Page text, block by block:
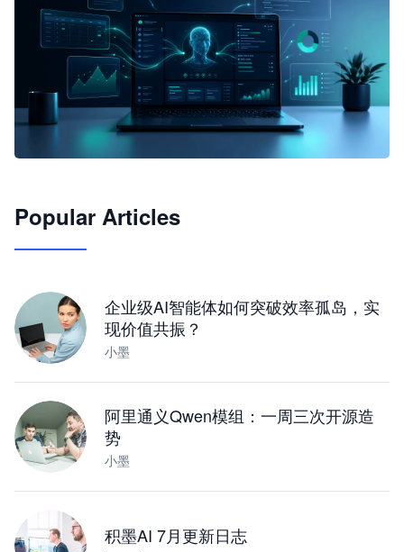
JimoClaw 桌面 AI Agent 工作台
Popular Articles
企业级AI智能体如何突破效率孤岛，实
现价值共振？
小墨
阿里通义Qwen模组：一周三次开源造
势
小墨
积墨AI 7月更新日志